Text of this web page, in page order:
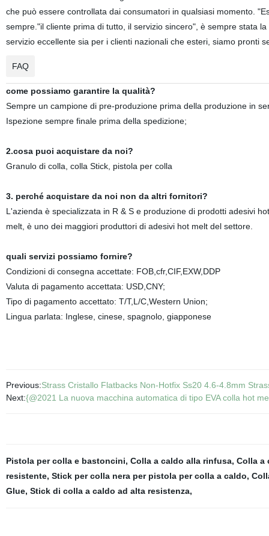
che può essere controllata dai consumatori in qualsiasi momento.
sempre."il cliente prima di tutto, il servizio sincero", è sempre stata
servizio eccellente sia per i clienti nazionali che esteri, siamo pronti
FAQ
come possiamo garantire la qualità?
Sempre un campione di pre-produzione prima della produzione in
Ispezione sempre finale prima della spedizione;
2.cosa puoi acquistare da noi?
Granulo di colla, colla Stick, pistola per colla
3. perché acquistare da noi non da altri fornitori?
L'azienda è specializzata in R & S e produzione di prodotti adesivi
melt, è uno dei maggiori produttori di adesivi hot melt del settore.
quali servizi possiamo fornire?
Condizioni di consegna accettate: FOB,cfr,CIF,EXW,DDP
Valuta di pagamento accettata: USD,CNY;
Tipo di pagamento accettato: T/T,L/C,Western Union;
Lingua parlata: Inglese, cinese, spagnolo, giapponese
Previous:Strass Cristallo Flatbacks Non-Hotfix Ss20 4.6-4.8mm
Next:{@2021 La nuova macchina automatica di tipo EVA colla hot
Pistola per colla e bastoncini, Colla a caldo alla rinfusa, Colla a
resistente, Stick per colla nera per pistola per colla a caldo,
Glue, Stick di colla a caldo ad alta resistenza,